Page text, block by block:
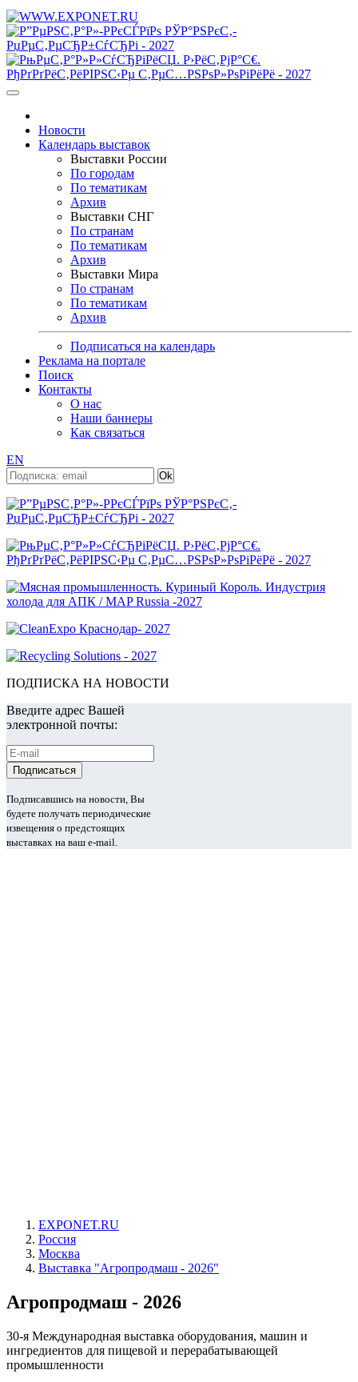
Новости
Календарь выставок
Выставки России
По городам
По тематикам
Архив
Выставки СНГ
По странам
По тематикам
Архив
Выставки Мира
По странам
По тематикам
Архив
Подписаться на календарь
Реклама на портале
Поиск
Контакты
О нас
Наши баннеры
Как связаться
EN
ПОДПИСКА НА НОВОСТИ
Введите адрес Вашей
электронной почты:
Подписавшись на новости, Вы
будете получать периодические
извещения о предстоящих
выставках на ваш e-mail.
EXPONET.RU
Россия
Москва
Выставка "Агропродмаш - 2026"
Агропродмаш - 2026
30-я Международная выставка оборудования, машин и
ингредиентов для пищевой и перерабатывающей
промышленности